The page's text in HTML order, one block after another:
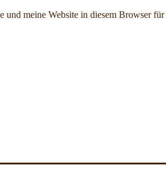
meine Website in diesem Browser für